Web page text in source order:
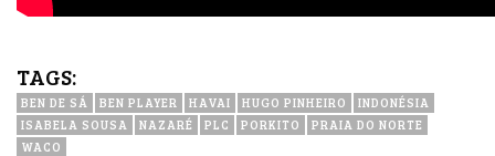
TAGS:
BEN DE SÁ BEN PLAYER HAVAI HUGO PINHEIRO
INDONÉSIA
ISABELA SOUSA
NAZARÉ PLC PORKITO
PRAIA DO NORTE
WACO